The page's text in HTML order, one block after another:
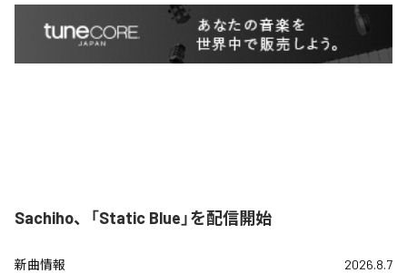
Sachiho、「Static Blue」を配信開始
新曲情報 2026.8.7